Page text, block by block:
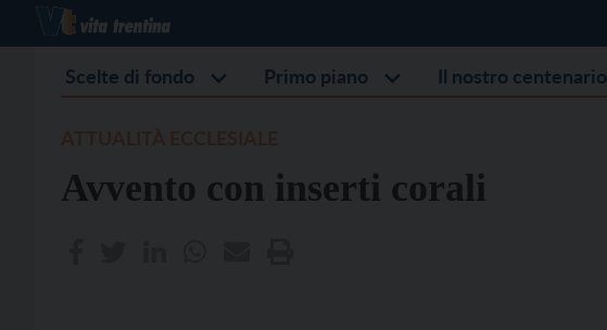
Scelte di fondo Primo piano Il nostro centenario
Avvento con inserti corali